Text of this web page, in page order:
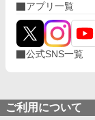
アプリ一覧
公式SNS一覧
ご利用について